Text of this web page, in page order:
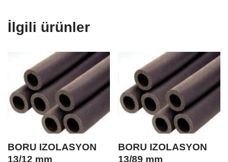
İlgili ürünler
BORU IZOLASYON
13/12 mm
BORU IZOLASYON
13/89 mm